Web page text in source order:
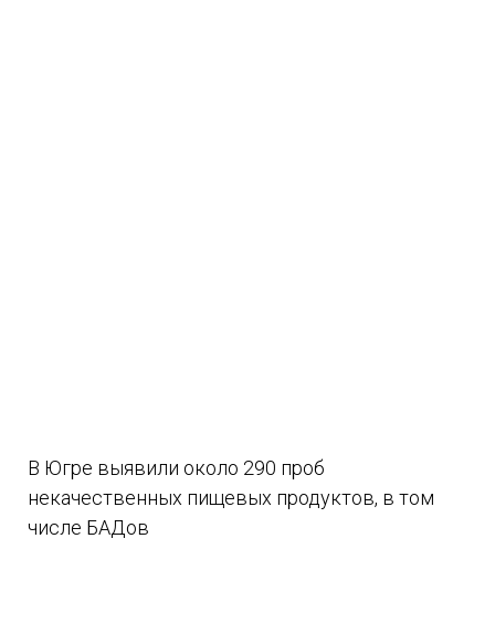
В Югре выявили около 290 проб
некачественных пищевых продуктов, в том
числе БАДов